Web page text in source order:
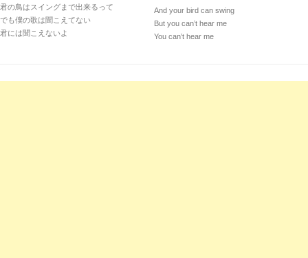
君の鳥はスイングまで出来るって
でも僕の歌は聞こえてない
君には聞こえないよ
And your bird can swing
But you can’t hear me
You can’t hear me